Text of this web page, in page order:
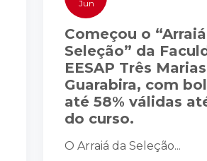
Jun
Começou o
Seleção” da
EESAP Três
Guarabira, com
até 58% válidas
do curso.
O Arraiá da Seleção...